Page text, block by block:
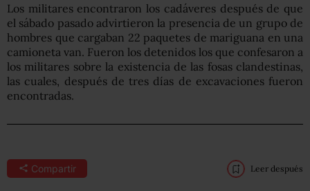
Los militares encontraron los cadáveres después de que
el sábado pasado advirtieron la presencia de un grupo de
hombres que cargaban 22 paquetes de mariguana en una
camioneta van. Fueron los detenidos los que confesaron a
los militares sobre la existencia de las fosas clandestinas,
las cuales, después de tres días de excavaciones fueron
encontradas.
Compartir Leer después